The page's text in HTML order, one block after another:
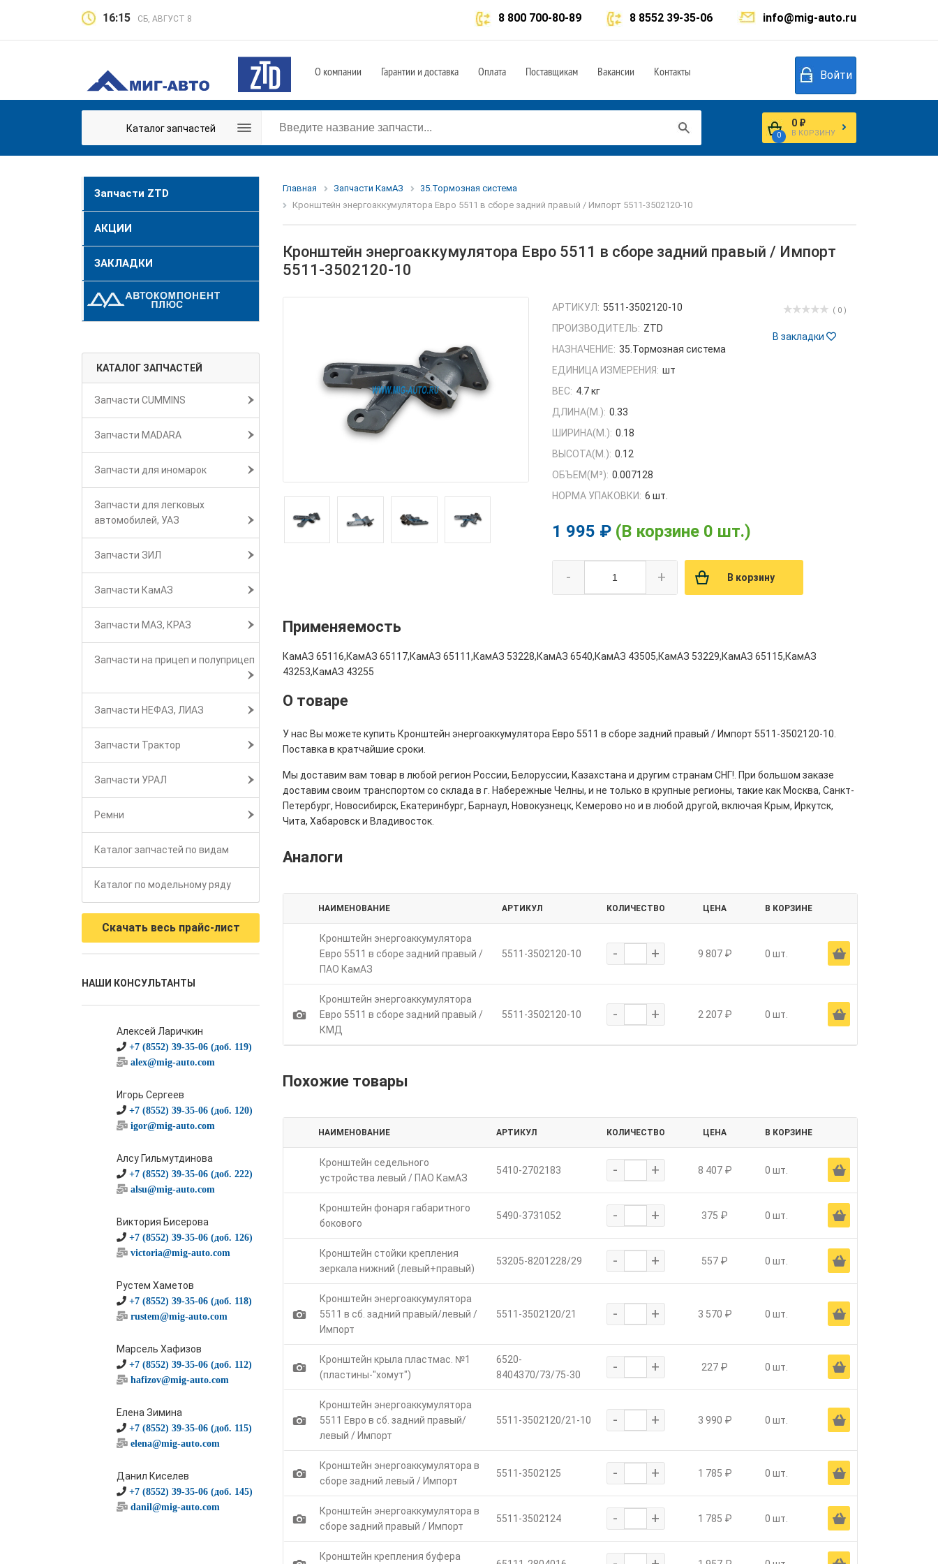
16:15 СБ, АВГУСТ 8 info@mig-auto.ru
8 8552 39-35-06
8 800 700-80-89
О компании Гарантии и доставка Оплата Поставщикам Вакансии Контакты Войти
Каталог запчастей
0
0 ₽
В КОРЗИНУ
Запчасти ZTD
АКЦИИ
ЗАКЛАДКИ
КАТАЛОГ ЗАПЧАСТЕЙ
Запчасти CUMMINS
Запчасти MADARA
Запчасти для иномарок
Запчасти для легковых
автомобилей, УАЗ
Запчасти ЗИЛ
Запчасти КамАЗ
Запчасти МАЗ, КРАЗ
Запчасти на прицеп и полуприцеп
Запчасти НЕФАЗ, ЛИАЗ
Запчасти Трактор
Запчасти УРАЛ
Ремни
Каталог запчастей по видам
Каталог по модельному ряду
Скачать весь прайс-лист
НАШИ КОНСУЛЬТАНТЫ
Алексей Ларичкин
+7 (8552) 39-35-06 (доб. 119)
alex@mig-auto.com
Игорь Сергеев
+7 (8552) 39-35-06 (доб. 120)
igor@mig-auto.com
Алсу Гильмутдинова
+7 (8552) 39-35-06 (доб. 222)
alsu@mig-auto.com
Виктория Бисерова
+7 (8552) 39-35-06 (доб. 126)
victoria@mig-auto.com
Рустем Хаметов
+7 (8552) 39-35-06 (доб. 118)
rustem@mig-auto.com
Марсель Хафизов
+7 (8552) 39-35-06 (доб. 112)
hafizov@mig-auto.com
Елена Зимина
+7 (8552) 39-35-06 (доб. 115)
elena@mig-auto.com
Данил Киселев
+7 (8552) 39-35-06 (доб. 145)
danil@mig-auto.com
Главная Запчасти КамАЗ
35.Тормозная система
Кронштейн энергоаккумулятора Евро 5511 в сборе задний правый / Импорт 5511-3502120-10
Кронштейн энергоаккумулятора Евро 5511 в сборе задний правый / Импорт
5511-3502120-10
( 0 )
В закладки
АРТИКУЛ: 5511-3502120-10
ПРОИЗВОДИТЕЛЬ: ZTD
НАЗНАЧЕНИЕ: 35.Тормозная система
ЕДИНИЦА ИЗМЕРЕНИЯ: шт
ВЕС: 4.7 кг
ДЛИНА(М.): 0.33
ШИРИНА(М.): 0.18
ВЫСОТА(М.): 0.12
ОБЪЕМ(M³): 0.007128
НОРМА УПАКОВКИ: 6 шт.
1 995 ₽ (В корзине 0 шт.)
- + В корзину
Применяемость
КамАЗ 65116,КамАЗ 65117,КамАЗ 65111,КамАЗ 53228,КамАЗ 6540,КамАЗ 43505,КамАЗ 53229,КамАЗ 65115,КамАЗ
43253,КамАЗ 43255
О товаре
У нас Вы можете купить Кронштейн энергоаккумулятора Евро 5511 в сборе задний правый / Импорт 5511-3502120-10.
Поставка в кратчайшие сроки.
Мы доставим вам товар в любой регион России, Белоруссии, Казахстана и другим странам СНГ!. При большом заказе
доставим своим транспортом со склада в г. Набережные Челны, и не только в крупные регионы, такие как Москва, Санкт-
Петербург, Новосибирск, Екатеринбург, Барнаул, Новокузнецк, Кемерово но и в любой другой, включая Крым, Иркутск,
Чита, Хабаровск и Владивосток.
Аналоги
НАИМЕНОВАНИЕ АРТИКУЛ КОЛИЧЕСТВО ЦЕНА В КОРЗИНЕ
Кронштейн энергоаккумулятора
Евро 5511 в сборе задний правый /
ПАО КамАЗ
5511-3502120-10 - + 9 807 ₽ 0 шт. Ä
1
Кронштейн энергоаккумулятора
Евро 5511 в сборе задний правый /
КМД
5511-3502120-10 - + 2 207 ₽ 0 шт. Ä
Похожие товары
НАИМЕНОВАНИЕ АРТИКУЛ КОЛИЧЕСТВО ЦЕНА В КОРЗИНЕ
Кронштейн седельного
устройства левый / ПАО КамАЗ
5410-2702183 - + 8 407 ₽ 0 шт. Ä
Кронштейн фонаря габаритного
бокового
5490-3731052 - + 375 ₽ 0 шт. Ä
Кронштейн стойки крепления
зеркала нижний (левый+правый)
53205-8201228/29 - + 557 ₽ 0 шт. Ä
1
Кронштейн энергоаккумулятора
5511 в сб. задний правый/левый /
Импорт
5511-3502120/21 - + 3 570 ₽ 0 шт. Ä
1
Кронштейн крыла пластмас. №1
(пластины-"хомут")
6520-
8404370/73/75-30
- + 227 ₽ 0 шт. Ä
1
Кронштейн энергоаккумулятора
5511 Евро в сб. задний правый/
левый / Импорт
5511-3502120/21-10 - + 3 990 ₽ 0 шт. Ä
1
Кронштейн энергоаккумулятора в
сборе задний левый / Импорт
5511-3502125 - + 1 785 ₽ 0 шт. Ä
1
Кронштейн энергоаккумулятора в
сборе задний правый / Импорт
5511-3502124 - + 1 785 ₽ 0 шт. Ä
Кронштейн крепления буфера